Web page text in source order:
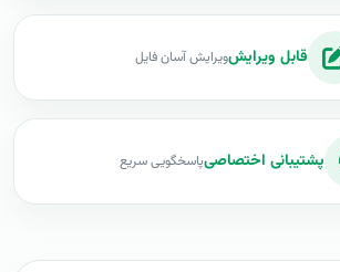
قابل ویرایشویرایش آسان فایل
پشتیبانی اختصاصیپاسخگویی سریع